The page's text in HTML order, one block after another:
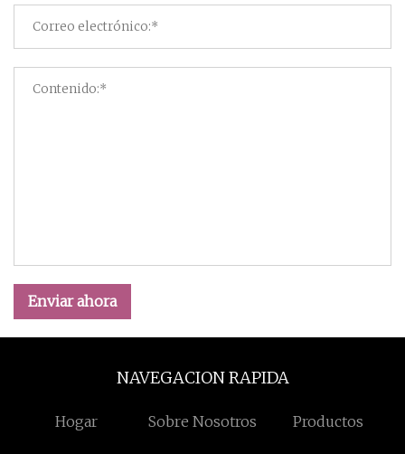
Enviar ahora
NAVEGACION RAPIDA
Hogar Sobre Nosotros Productos